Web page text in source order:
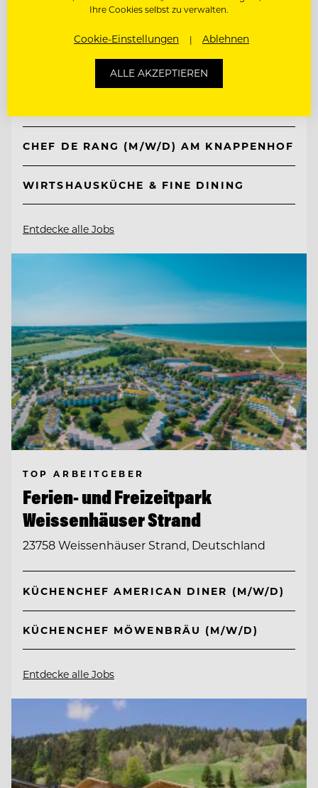
Knappenhof
CHEF DE RANG (M/W/D) AM KNAPPENHOF
WIRTSHAUSKÜCHE & FINE DINING
Entdecke alle Jobs
TOP ARBEITGEBER
Ferien- und Freizeitpark
Weissenhäuser Strand
23758 Weissenhäuser Strand, Deutschland
KÜCHENCHEF AMERICAN DINER (M/W/D)
KÜCHENCHEF MÖWENBRÄU (M/W/D)
Entdecke alle Jobs
Ihre Cookies selbst zu verwalten.
Cookie-Einstellungen Ablehnen
ALLE AKZEPTIEREN